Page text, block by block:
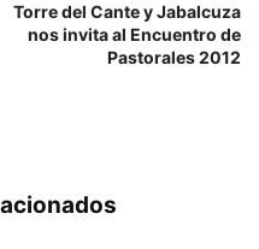
Torre del Cante y Jabalcuza
nos invita al Encuentro de
Pastorales 2012